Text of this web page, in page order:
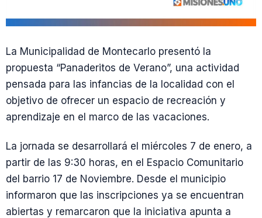
La Municipalidad de Montecarlo presentó la
propuesta “Panaderitos de Verano”, una actividad
pensada para las infancias de la localidad con el
objetivo de ofrecer un espacio de recreación y
aprendizaje en el marco de las vacaciones.
La jornada se desarrollará el miércoles 7 de enero, a
partir de las 9:30 horas, en el Espacio Comunitario
del barrio 17 de Noviembre. Desde el municipio
informaron que las inscripciones ya se encuentran
abiertas y remarcaron que la iniciativa apunta a